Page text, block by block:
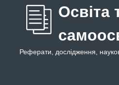
Освіта
Реферати, дослідження,